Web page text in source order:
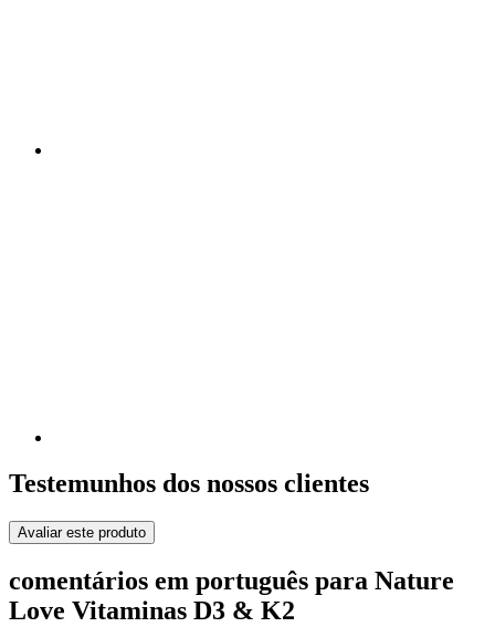
Testemunhos dos nossos clientes
Avaliar este produto
comentários em português para Nature
Love Vitaminas D3 & K2